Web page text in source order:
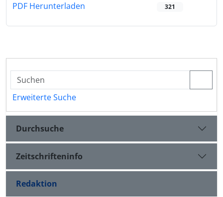
PDF Herunterladen 321
Erweiterte Suche
Durchsuche
Zeitschrifteninfo
Redaktion